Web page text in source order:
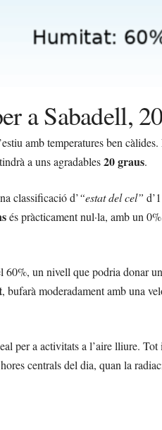
a Sabadell,
amb temperatures ben
a uns agradables20 graus.
classificació d’“estat del cel”
és pràcticament nul·la, amb un
60%, un nivell que podria donar
, bufarà moderadament amb una
per a activitats a l’aire lliure.
centrals del dia, quan la